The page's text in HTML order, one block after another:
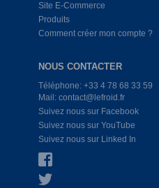
Site E-Commerce
Produits
Comment créer mon compte ?
NOUS CONTACTER
Téléphone: +33 4 78 68 33 59
Mail: contact@lefroid.fr
Suivez nous sur Facebook
Suivez nous sur YouTube
Suivez nous sur Linked In